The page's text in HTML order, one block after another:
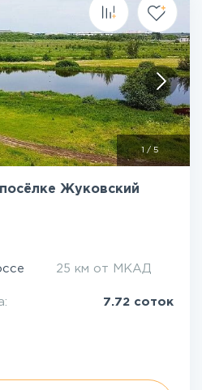
1 / 5
Жуковский
25 км от МКАД
7.72 соток